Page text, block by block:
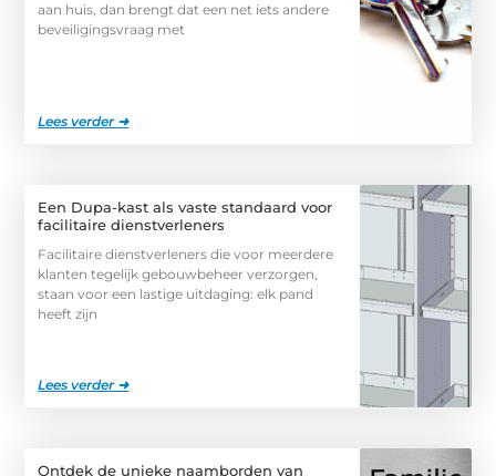
aan huis, dan brengt dat een net iets andere
beveiligingsvraag met
Lees verder ➜
Een Dupa-kast als vaste standaard voor
facilitaire dienstverleners
Facilitaire dienstverleners die voor meerdere
klanten tegelijk gebouwbeheer verzorgen,
staan voor een lastige uitdaging: elk pand
heeft zijn
Lees verder ➜
Ontdek de unieke naamborden van